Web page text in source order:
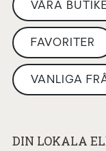
VÅRA
FAVORITER
VANLIGA
DIN LOKALA